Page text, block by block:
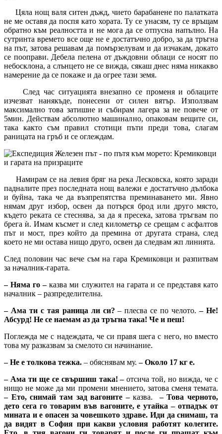
Цяла нощ валя ситен дъжд, чието барабанене по палатката
не ме оставя да поспя като хората. Ту се унасям, ту се връщам
обратно към реалността и не мога да се отпусна напълно. На
сутринта времето все още не е достатъчно добро, за да тръгна
на път, затова решавам да помързелувам и да изчакам, докато
се пооправи. Дебела пелена от дъждовни облаци се носят по
небосклона, а слънцето не се вижда, сякаш днес няма никакво
намерение да се покаже и да огрее тази земя.
След час ситуацията внезапно се променя и облаците
изчезват нанякъде, понесени от силен вятър. Използвам
максимално това затишие и събирам лагера за не повече от
5мин. Действам абсолютно машинално, опаковам вещите си,
така както съм правил стотици пъти преди това, слагам
раницата на гръб и се оглеждам.
Намирам се на левия бряг на река Лесковска, която заради
падналите през последната нощ валежи е достатъчно дълбока
и буйна, така че да възпрепятства преминаването ми. Явно
нямам друг избор, освен да потърся брод или друго място,
където реката се стеснява, за да я пресека, затова тръгвам по
брега ѝ. Имам късмет и след километър се срещам с асфалтов
път и мост, през който да премина от другата страна, след
което не ми остава нищо друго, освен да следвам жп линията.
След половин час вече съм на гара Кремиковци и разпитвам
за началник-гарата.
– Няма го –казва ми служител на гарата и се представя като
началник – разпределителна.
– Ама ти с тая раница ли си? – плесва се по челото.– Не!
Абсурд! Не се наемам аз да тръгна така! Че и пеш!
Поглежда ме с надеждата, че си правя шега с него, но вместо
това му разказвам за смелото си начинание.
– Не е толкова тежка. – обяснявам му. – Около 17 кг е.
– Ама ти ще се свършиш така! –отсича той, но вижда, че с
нищо не може да ми промени мнението, затова сменя темата.
– Ето, снимай там зад вагоните –казва.– Това черното,
дето сега го товарим във вагоните, е утайка – отпадък от
мината и е опасен за човешкото здраве. Иди да снимаш, та
да видят в София при какви условия работят колегите.